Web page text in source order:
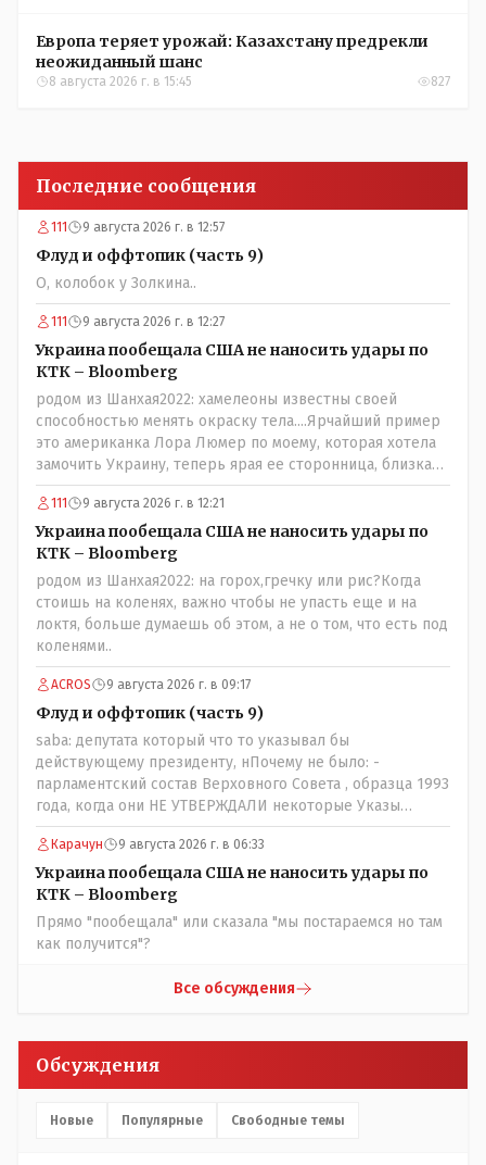
Европа теряет урожай: Казахстану предрекли
неожиданный шанс
8 августа 2026 г. в 15:45 827
Последние сообщения
111 9 августа 2026 г. в 12:57
Флуд и оффтопик (часть 9)
О, колобок у Золкина..
111 9 августа 2026 г. в 12:27
Украина пообещала США не наносить удары по
КТК – Bloomberg
родом из Шанхая2022: хамелеоны известны своей
способностью менять окраску тела....Ярчайший пример
это американка Лора Люмер по моему, которая хотела
замочить Украину, теперь ярая ее сторонница, близкая
к Трампу. Ну и западные страны тем более, которые
предоставляли Зеленскому убежище, чтоб он бежал и
которые развернулись потом на 180 или 360 градусов,
посмотрев на того, как он не сдался, но ты же там сам
живешь и многое знаешь о тех, на кого работаешь.. Это
просто прагматизм и ничего личного. Победим мы, они
встанут под нас и наоборот и все это понимают..
111 9 августа 2026 г. в 12:21
Украина пообещала США не наносить удары по
КТК – Bloomberg
родом из Шанхая2022: на горох,гречку или рис?Когда
стоишь на коленях, важно чтобы не упасть еще и на
локтя, больше думаешь об этом, а не о том, что есть под
коленями..
ACROS 9 августа 2026 г. в 09:17
Флуд и оффтопик (часть 9)
saba: депутата который что то указывал бы
действующему президенту, нПочему не было: -
парламентский состав Верховного Совета , образца 1993
года, когда они НЕ УТВЕРЖДАЛИ некоторые Указы
Назарбаева, особенно в части выборов и перевыборов и
некоторых вопросах внутренней политики, и тогда
Назарбай волевым Указом РАСПУСТИЛ этот бунтарский
состав. Имя - Серикболсын Абдильдин вам знакомо -
юывший секретарь ЦК КП Казахстана , впоследствии -
депутат Верховного Совета и Мажлиса и Председатель
НЕОДНОКРАТНО, указывал и многократно на недостатки
Назарбая и предлагал ему самому ДОБРОВОЛЬНО уйти с
Карачун 9 августа 2026 г. в 06:33
Украина пообещала США не наносить удары по
КТК – Bloomberg
Прямо "пообещала" или сказала "мы постараемся но там
как получится"?
Все обсуждения
Обсуждения
Новые Популярные Свободные темы